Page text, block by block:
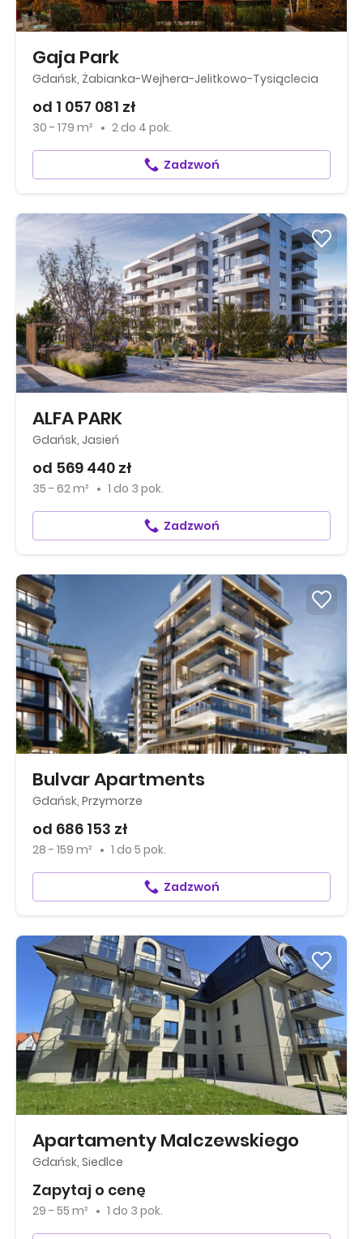
Gaja Park
Gdańsk, Żabianka-Wejhera-Jelitkowo-Tysiąclecia
od 1 057 081 zł
30 - 179 m² 2 do 4 pok.
Zadzwoń
ALFA PARK
Gdańsk, Jasień
od 569 440 zł
35 - 62 m² 1 do 3 pok.
Zadzwoń
Bulvar Apartments
Gdańsk, Przymorze
od 686 153 zł
28 - 159 m² 1 do 5 pok.
Zadzwoń
Apartamenty Malczewskiego
Gdańsk, Siedlce
Zapytaj o cenę
29 - 55 m² 1 do 3 pok.